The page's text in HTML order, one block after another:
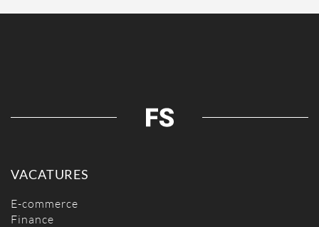
VACATURES
E-commerce
Finance